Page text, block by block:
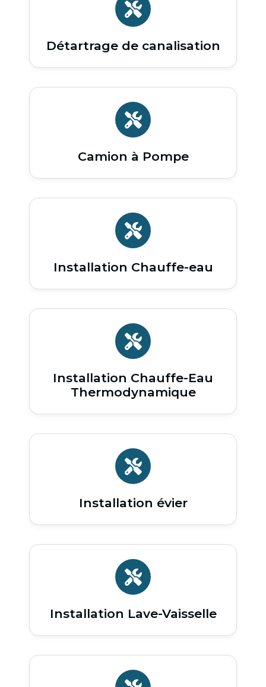
Détartrage de canalisation
Camion à Pompe
Installation Chauffe-eau
Installation Chauffe-Eau
Thermodynamique
Installation évier
Installation Lave-Vaisselle